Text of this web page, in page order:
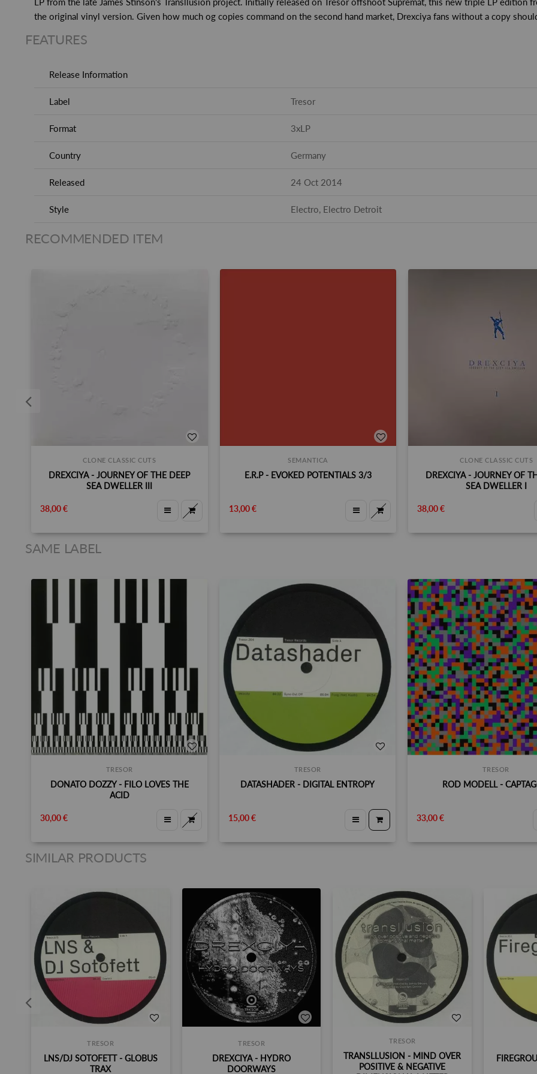
the original vinyl version. Given how much og copies command on the second hand market, Drexciya fans without a copy
FEATURES
Release Information
Label Tresor
Format 3xLP
Country Germany
Released 24 Oct 2014
Style Electro, Electro Detroit
RECOMMENDED ITEM
CLONE CLASSIC CUTS
DREXCIYA - JOURNEY OF THE DEEP
SEA DWELLER III
38,00 €
SEMANTICA
E.R.P - EVOKED POTENTIALS 3/3
13,00 €
CLONE CLASSIC CUTS
DREXCIYA - JOURNEY OF
SEA DWELLER I
38,00 €
SAME LABEL
TRESOR
DONATO DOZZY - FILO LOVES THE
ACID
30,00 €
TRESOR
DATASHADER - DIGITAL ENTROPY
15,00 €
TRESOR
ROD MODELL -
33,00 €
SIMILAR PRODUCTS
TRESOR
LNS/DJ SOTOFETT - GLOBUS
TRAX
TRESOR
DREXCIYA - HYDRO
DOORWAYS
TRESOR
TRANSLLUSION - MIND OVER
POSITIVE & NEGATIVE